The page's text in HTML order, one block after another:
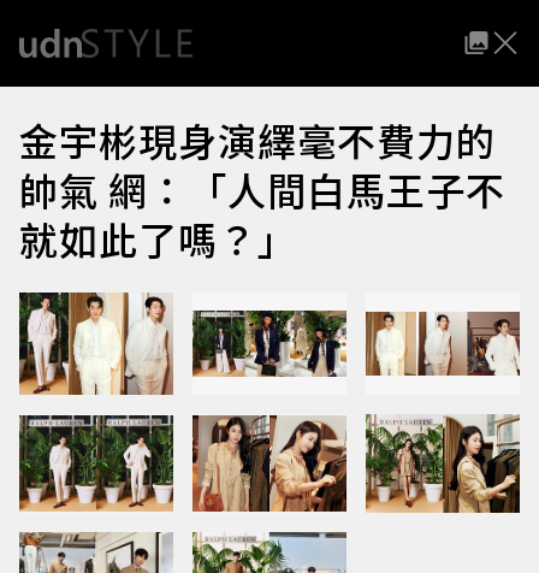
金宇彬現身演繹毫不費力的
帥氣 網：「人間白馬王子不
就如此了嗎？」